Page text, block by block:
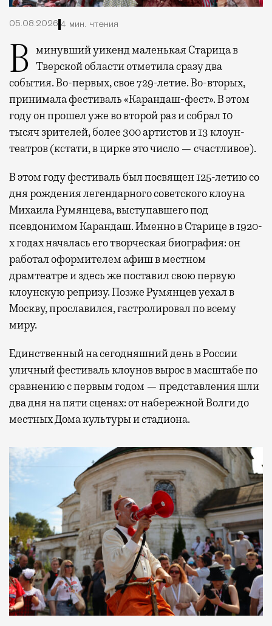
05.08.2026 4 мин. чтения
В минувший уикенд маленькая Старица в Тверской области отметила сразу два
события. Во-первых, свое 729-летие. Во-вторых,
принимала фестиваль «Карандаш-фест». В этом
году он прошел уже во второй раз и собрал 10
тысяч зрителей, более 300 артистов и 13 клоун-
театров (кстати, в цирке это число — счастливое).
В этом году фестиваль был посвящен 125-летию со
дня рождения легендарного советского клоуна
Михаила Румянцева, выступавшего под
псевдонимом Карандаш. Именно в Старице в 1920-
х годах началась его творческая биография: он
работал оформителем афиш в местном
драмтеатре и здесь же поставил свою первую
клоунскую репризу. Позже Румянцев уехал в
Москву, прославился, гастролировал по всему
миру.
Единственный на сегодняшний день в России
уличный фестиваль клоунов вырос в масштабе по
сравнению с первым годом — представления шли
два дня на пяти сценах: от набережной Волги до
местных Дома культуры и стадиона.